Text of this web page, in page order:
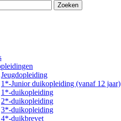
Jeugdopleiding
1*-Junior duikopleiding (vanaf 12 jaar)
1*-duikopleiding
2*-duikopleiding
3*-duikopleiding
4*-duikbrevet